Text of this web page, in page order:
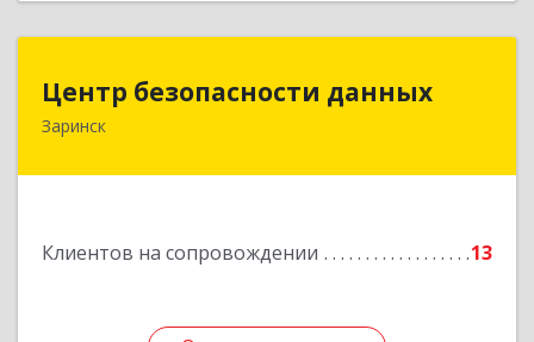
Центр безопасности данных
Заринск
Клиентов на сопровождении 13
Центр безопасности данных
659100, Алтайский край, Заринск г, Таратынова